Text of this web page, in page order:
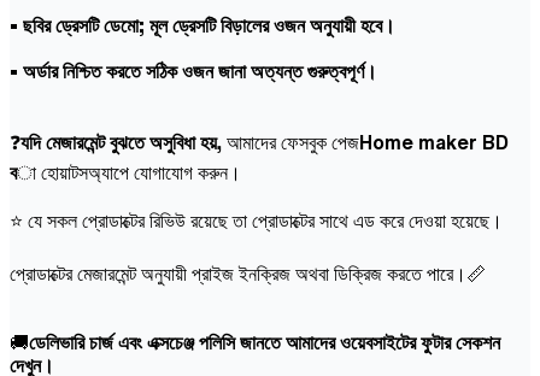
• ছবির ড্রেসটি ডেমো; মূল ড্রেসটি বিড়ালের ওজন অনুযায়ী হবে।
• অর্ডার নিশ্চিত করতে সঠিক ওজন জানা অত্যন্ত গুরুত্বপূর্ণ।
❓যদি মেজারমেন্ট বুঝতে অসুবিধা হয়, আমাদের ফেসবুক পেজHome maker BD
বা হোয়াটসঅ্যাপে যোগাযোগ করুন।
⭐ যে সকল প্রোডাক্টের রিভিউ রয়েছে তা প্রোডাক্টের সাথে এড করে দেওয়া হয়েছে।
প্রোডাক্টের মেজারমেন্ট অনুযায়ী প্রাইজ ইনক্রিজ অথবা ডিক্রিজ করতে পারে।📏
🚚ডেলিভারি চার্জ এবং এক্সচেঞ্জ পলিসি জানতে আমাদের ওয়েবসাইটের ফুটার সেকশন
দেখুন।